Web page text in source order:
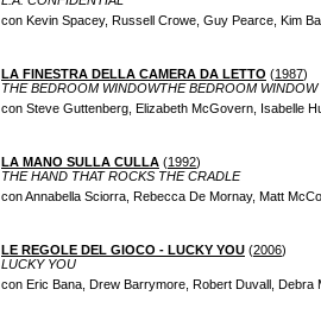
con Kevin Spacey, Russell Crowe, Guy Pearce, Kim
LA FINESTRA DELLA CAMERA DA LETTO (1987)
THE BEDROOM WINDOWTHE BEDROOM WINDOW
con Steve Guttenberg, Elizabeth McGovern, Isabelle
LA MANO SULLA CULLA (1992)
THE HAND THAT ROCKS THE CRADLE
con Annabella Sciorra, Rebecca De Mornay, Matt
LE REGOLE DEL GIOCO - LUCKY YOU (2006)
LUCKY YOU
con Eric Bana, Drew Barrymore, Robert Duvall, Debra